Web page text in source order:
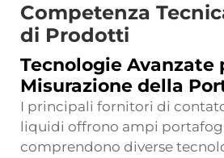
Competenza
di Prodotti
Tecnologie Avanzate
Misurazione della
I principali fornitori di
liquidi offrono ampi
comprendono diverse